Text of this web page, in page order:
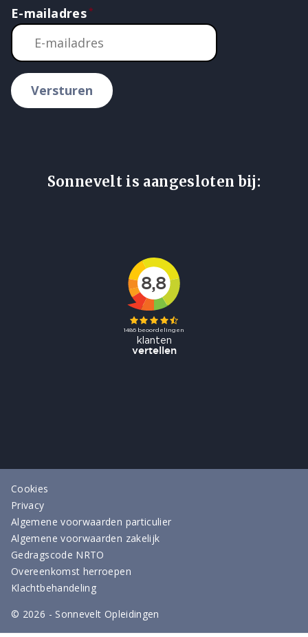
E-mailadres
Versturen
Sonnevelt is aangesloten bij:
Cookies
Privacy
Algemene voorwaarden particulier
Algemene voorwaarden zakelijk
Gedragscode NRTO
Overeenkomst herroepen
Klachtbehandeling
© 2026 - Sonnevelt Opleidingen